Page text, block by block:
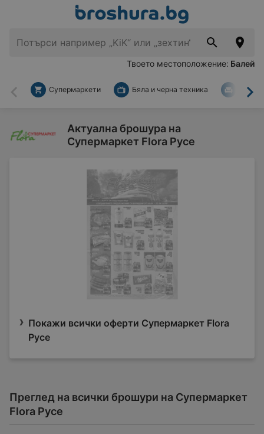
Твоето местоположение: Балей
Назад
Супермаркети Бяла и черна техника За
Актуална брошура на
Супермаркет Flora Русе
Покажи всички оферти Супермаркет Flora
Русе
Преглед на всички брошури на Супермаркет
Flora Русе